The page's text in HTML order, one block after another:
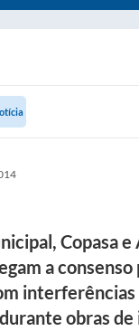
Copasa e
a
interferências
obras